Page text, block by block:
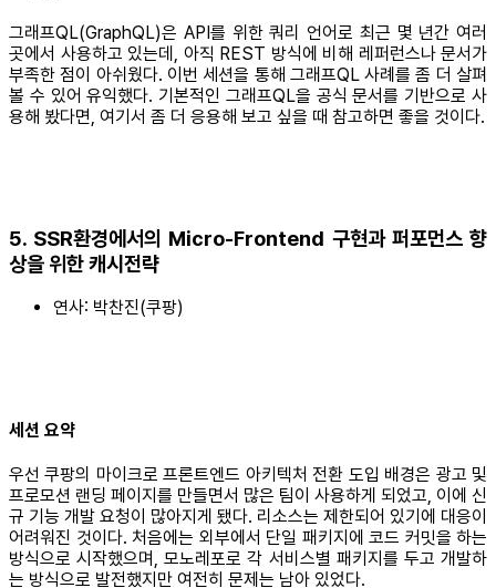
그래프QL(GraphQL)은 API를 위한 쿼리 언어로 최근 몇 년간 여러
곳에서 사용하고 있는데, 아직 REST 방식에 비해 레퍼런스나 문서가
부족한 점이 아쉬웠다. 이번 세션을 통해 그래프QL 사례를 좀 더 살펴
볼 수 있어 유익했다. 기본적인 그래프QL을 공식 문서를 기반으로 사
용해 봤다면, 여기서 좀 더 응용해 보고 싶을 때 참고하면 좋을 것이다.
5. SSR환경에서의 Micro-Frontend 구현과 퍼포먼스 향
상을 위한 캐시전략
연사: 박찬진(쿠팡)
세션 요약
우선 쿠팡의 마이크로 프론트엔드 아키텍처 전환 도입 배경은 광고 및
프로모션 랜딩 페이지를 만들면서 많은 팀이 사용하게 되었고, 이에 신
규 기능 개발 요청이 많아지게 됐다. 리소스는 제한되어 있기에 대응이
어려워진 것이다. 처음에는 외부에서 단일 패키지에 코드 커밋을 하는
방식으로 시작했으며, 모노레포로 각 서비스별 패키지를 두고 개발하
는 방식으로 발전했지만 여전히 문제는 남아 있었다.